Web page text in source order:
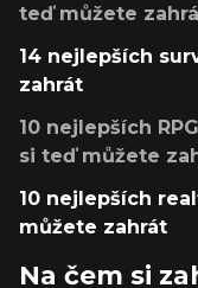
teď můžete
14 nejlepších
zahrát
10 nejlepších
si teď můžete
10 nejlepších
můžete zahrát
Na čem si